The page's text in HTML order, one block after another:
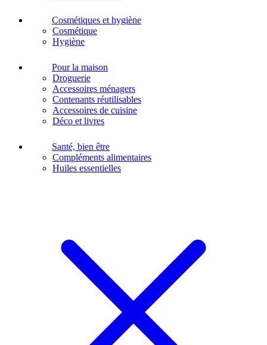
Cosmétiques et hygiène
Cosmétique
Hygiène
Pour la maison
Droguerie
Accessoires ménagers
Contenants réutilisables
Accessoires de cuisine
Déco et livres
Santé, bien être
Compléments alimentaires
Huiles essentielles